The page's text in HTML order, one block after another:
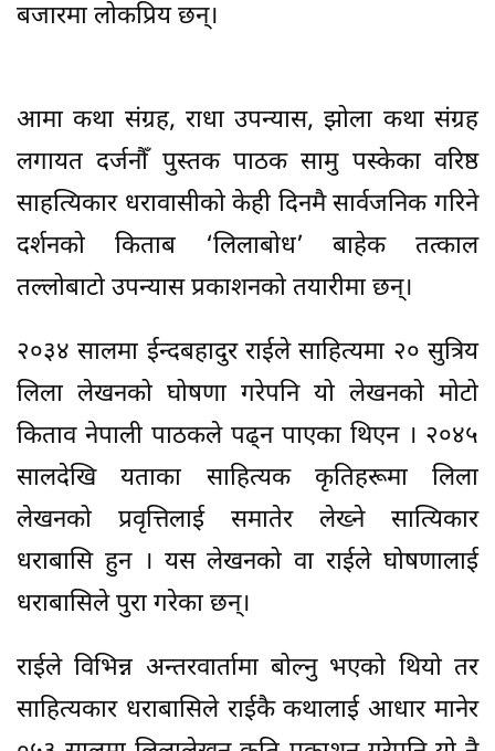
बजारमा लोकप्रिय छन्।
आमा कथा संग्रह, राधा उपन्यास, झोला कथा संग्रह
लगायत दर्जनौँ पुस्तक पाठक सामु पस्केका वरिष्ठ
साहत्यिकार धरावासीको केही दिनमै सार्वजनिक गरिने
दर्शनको किताब ‘लिलाबोध’ बाहेक तत्काल
तल्लोबाटो उपन्यास प्रकाशनको तयारीमा छन्।
२०३४ सालमा ईन्दबहादुर राईले साहित्यमा २० सुत्रिय
लिला लेखनको घोषणा गरेपनि यो लेखनको मोटो
किताव नेपाली पाठकले पढ्न पाएका थिएन । २०४५
सालदेखि यताका साहित्यक कृतिहरूमा लिला
लेखनको प्रवृत्तिलाई समातेर लेख्ने सात्यिकार
धराबासि हुन । यस लेखनको वा राईले घोषणालाई
धराबासिले पुरा गरेका छन्।
राईले विभिन्न अन्तरवार्तामा बोल्नु भएको थियो तर
साहित्यकार धराबासिले राईकै कथालाई आधार मानेर